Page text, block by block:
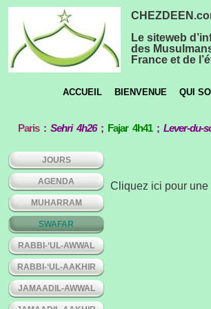
Le siteweb
des
France et de
ACCUEIL BIENVENUE QUI
Paris: Sehri 4h26;Fajar 4h41; Lever-du-
JOURS
AGENDA
MUHARRAM
SWAFAR
RABBI-‘UL-AWWAL
RABBI-‘UL-AAKHIR
JAMAADIL-AWWAL
Cliquez ici pour une